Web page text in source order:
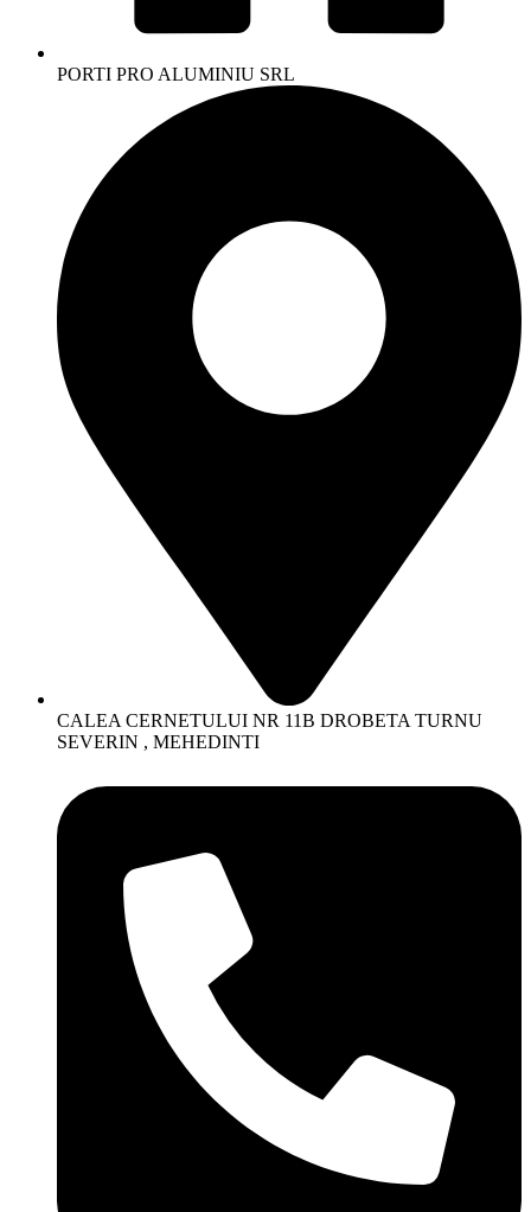
PORTI PRO ALUMINIU SRL
CALEA CERNETULUI NR 11B DROBETA TURNU
SEVERIN , MEHEDINTI